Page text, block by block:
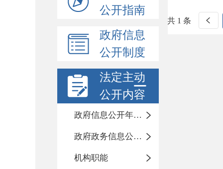
公开指南
政府信息
公开制度
法定主动
公开内容
政府信息公开年度报告
政府政务信息公开目录
机构职能
共 1 条